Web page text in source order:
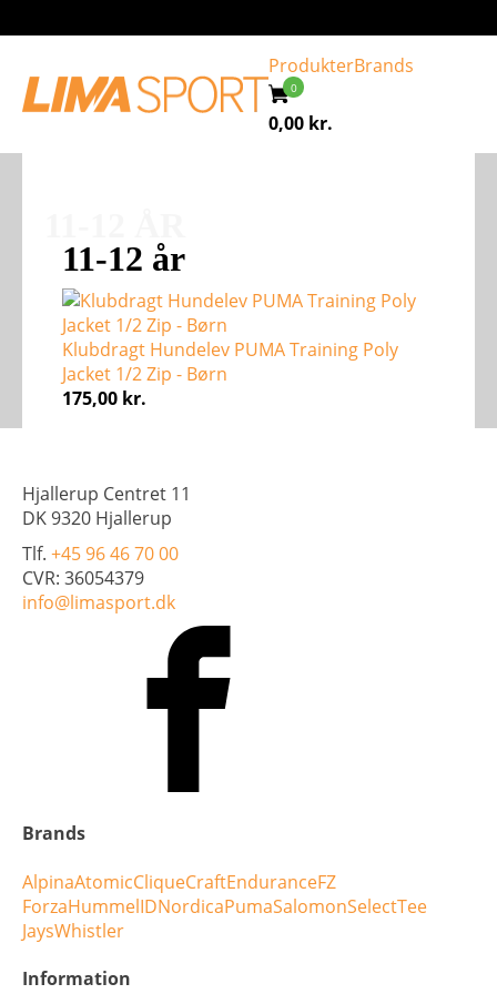
ProdukterBrands
0,00 kr.
11-12 år
Klubdragt Hundelev PUMA Training Poly
Jacket 1/2 Zip - Børn
175,00 kr.
Hjallerup Centret 11
DK 9320 Hjallerup
Tlf. +45 96 46 70 00
CVR: 36054379
info@limasport.dk
Brands
AlpinaAtomicCliqueCraftEnduranceFZ
ForzaHummelIDNordicaPumaSalomonSelectTee
JaysWhistler
Information